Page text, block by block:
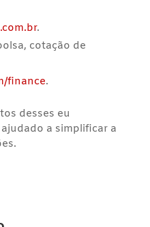
.
cotação de
finance.
desses eu
a simplificar a